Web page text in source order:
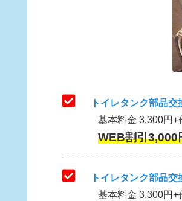
トイレタンク部品
基本料金 3,300円
WEB割引
トイレタンク部品
基本料金 3,300円+